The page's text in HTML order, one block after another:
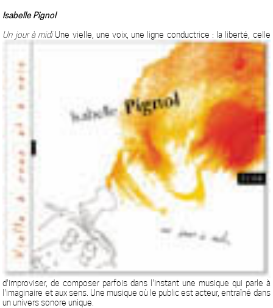
Isabelle Pignol
Un jour à midi Une vielle, une voix, une ligne conductrice : la liberté, celle
d'improviser, de composer parfois dans l'instant une musique qui parle à
l'imaginaire et aux sens. Une musique où le public est acteur, entraîné dans
un univers sonore unique.